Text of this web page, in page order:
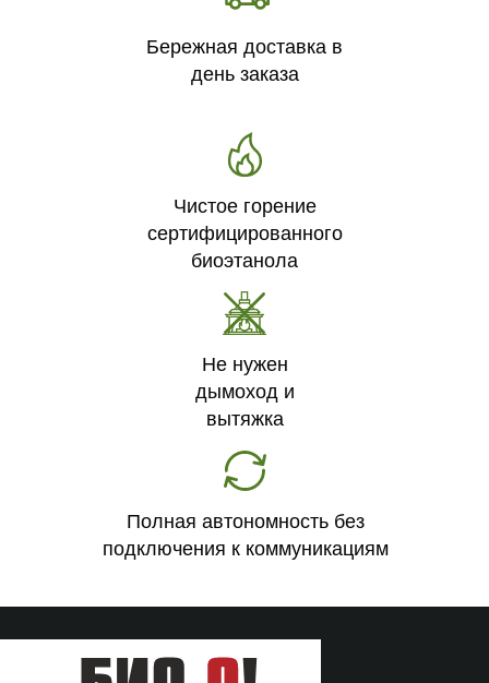
Бережная доставка в
день заказа
Чистое горение
сертифицированного
биоэтанола
Не нужен
дымоход и
вытяжка
Полная автономность без
подключения к коммуникациям